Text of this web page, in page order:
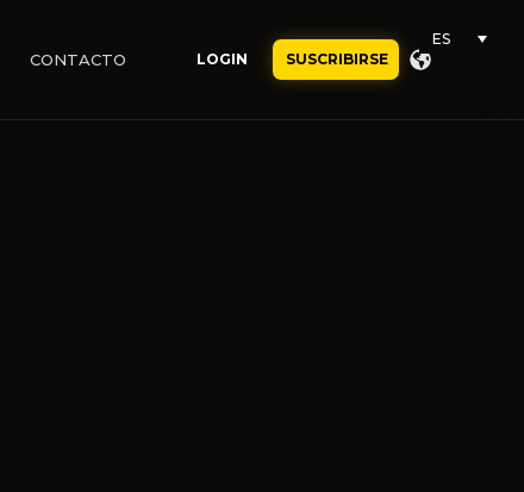
CONTACTO LOGIN SUSCRIBIRSE
ES